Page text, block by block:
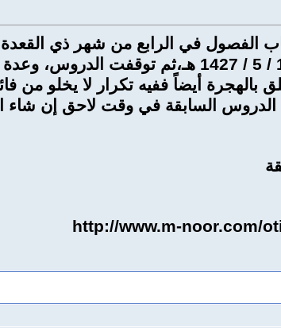
المدينة وكان الدرس الأخير في 10 / 5 /
بالهجرة أيضاً ففيه تكرار لا يخلو من
الدروس السابقة في وقت لاحق إن شاء
http://www.m-noor.com/